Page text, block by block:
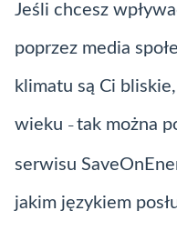
Jeśli chcesz
poprzez media
klimatu są Ci
wieku – tak można
serwisu
jakim językiem